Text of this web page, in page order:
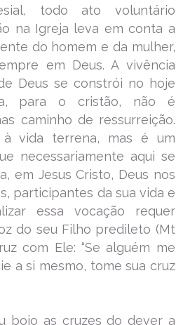
todo ato voluntário
na Igreja leva em conta a
do homem e da mulher,
em Deus. A vivência
Deus se constrói no hoje
para o cristão, não é
caminho de ressurreição.
vida terrena, mas é um
necessariamente aqui se
em Jesus Cristo, Deus nos
participantes da sua vida e
essa vocação requer
do seu Filho predileto (Mt
com Ele: “Se alguém me
a si mesmo, tome sua cruz
bojo as cruzes do dever a